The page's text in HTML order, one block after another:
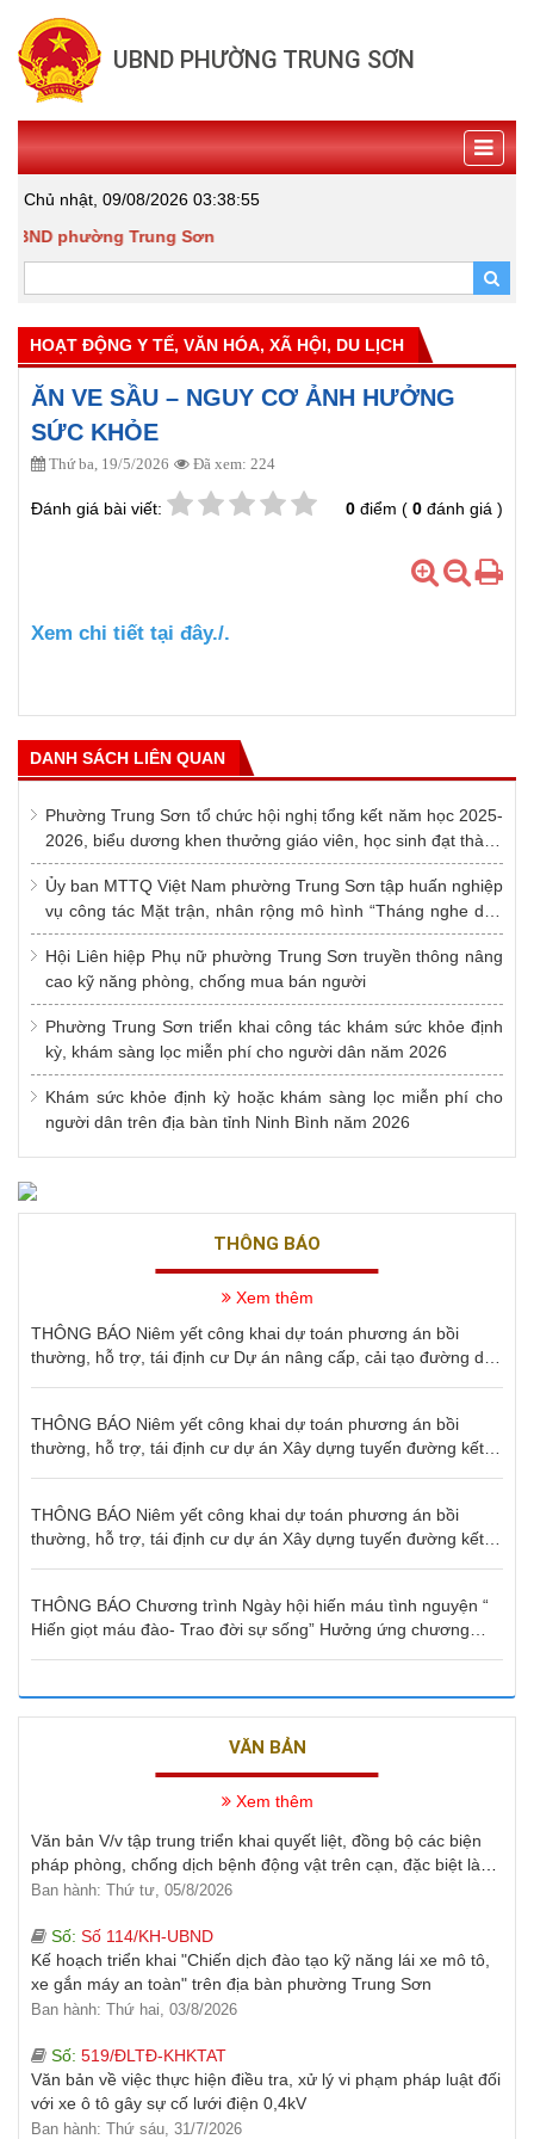
UBND PHƯỜNG TRUNG SƠN
Chủ nhật, 09/08/2026 03:38:56
phường Trung Sơn
HOẠT ĐỘNG Y TẾ, VĂN HÓA, XÃ HỘI, DU LỊCH
ĂN VE SẦU – NGUY CƠ ẢNH HƯỞNG
SỨC KHỎE
Thứ ba, 19/5/2026 Đã xem: 224
Đánh giá bài viết: 0 điểm ( 0 đánh giá )
Xem chi tiết tại đây./.
DANH SÁCH LIÊN QUAN
Phường Trung Sơn tổ chức hội nghị tổng kết năm học 2025-
2026, biểu dương khen thưởng giáo viên, học sinh đạt thành
tích xuất sắc và trao thưởng Quỹ Khuyến học khuyến tài
Ủy ban MTTQ Việt Nam phường Trung Sơn tập huấn nghiệp
vụ công tác Mặt trận, nhân rộng mô hình “Tháng nghe dân
nói”
Hội Liên hiệp Phụ nữ phường Trung Sơn truyền thông nâng
cao kỹ năng phòng, chống mua bán người
Phường Trung Sơn triển khai công tác khám sức khỏe định
kỳ, khám sàng lọc miễn phí cho người dân năm 2026
Khám sức khỏe định kỳ hoặc khám sàng lọc miễn phí cho
người dân trên địa bàn tỉnh Ninh Bình năm 2026
THÔNG BÁO
Xem thêm
THÔNG BÁO Niêm yết công khai dự toán phương án bồi
thường, hỗ trợ, tái định cư Dự án nâng cấp, cải tạo đường dây
THÔNG BÁO Niêm yết công khai dự toán phương án bồi
thường, hỗ trợ, tái định cư dự án Xây dựng tuyến đường kết
THÔNG BÁO Niêm yết công khai dự toán phương án bồi
thường, hỗ trợ, tái định cư dự án Xây dựng tuyến đường kết
THÔNG BÁO Chương trình Ngày hội hiến máu tình nguyện “
Hiến giọt máu đào- Trao đời sự sống” Hưởng ứng chương
VĂN BẢN
Xem thêm
Số:2015/QĐ-UBND
QUYẾT ĐỊNH V/v công bố Danh mục thủ tục hành chính sửa
đổi, bổ sung, bãi bỏ thuộc thẩm quyền giải quyết của Sở Công
Thương, UBND cấp xã
Ban hành: Thứ ba, 26/6/2029
làm giàu, chuẩn hóa dữ liệu của 12 cơ sở dữ liệu chuyên
ngành y tế trên địa bàn phường Trung Sơn
1812/UBND-NNMT
Văn bản V/v tập trung triển khai quyết liệt, đồng bộ các biện
pháp phòng, chống dịch bệnh động vật trên cạn, đặc biệt là
bệnh Dịch tả lợn Châu Phi
Ban hành: Thứ tư, 05/8/2026
Số:
Số 114/KH-UBND
Kế hoạch triển khai "Chiến dịch đào tạo kỹ năng lái xe mô tô,
xe gắn máy an toàn" trên địa bàn phường Trung Sơn
Ban hành: Thứ hai, 03/8/2026
Số: 519/ĐLTĐ-KHKTAT
Văn bản về việc thực hiện điều tra, xử lý vi phạm pháp luật đối
với xe ô tô gây sự cố lưới điện 0,4kV
Ban hành: Thứ sáu, 31/7/2026